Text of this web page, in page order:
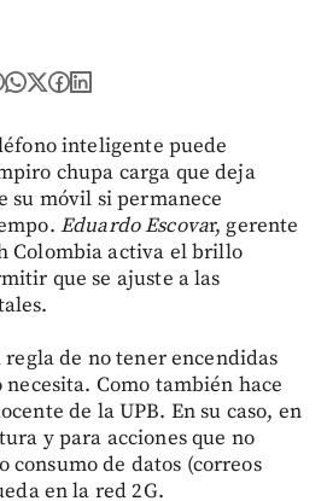
inteligente puede
chupa carga que deja
su móvil si permanece
Eduardo Escovar, gerente
Colombia activa el brillo
que se ajuste a las
de no tener encendidas
Como también hace
de la UPB. En su caso, en
y para acciones que no
consumo de datos (correos
en la red 2G.